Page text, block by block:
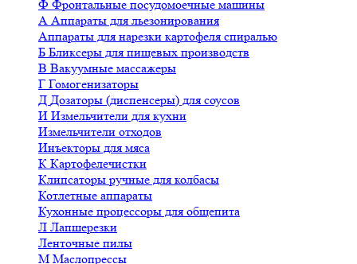
Ф Фронтальные посудомоечные машины
А Аппараты для льезонирования
Аппараты для нарезки картофеля спиралью
Б Бликсеры для пищевых производств
В Вакуумные массажеры
Г Гомогенизаторы
Д Дозаторы (диспенсеры) для соусов
И Измельчители для кухни
Измельчители отходов
Инъекторы для мяса
К Картофелечистки
Клипсаторы ручные для колбасы
Котлетные аппараты
Кухонные процессоры для общепита
Л Лапшерезки
Ленточные пилы
М Маслопрессы